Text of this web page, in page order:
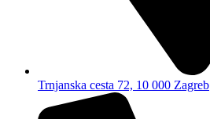
Trnjanska cesta 72, 10 000 Zagreb